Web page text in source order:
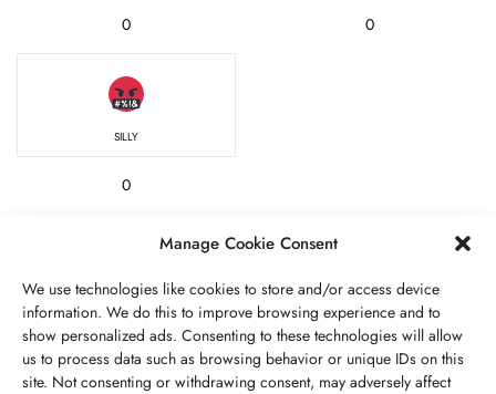
Manage Cookie Consent
We use technologies like cookies to store and/or access device
information. We do this to improve browsing experience and to
show personalized ads. Consenting to these technologies will allow
us to process data such as browsing behavior or unique IDs on this
site. Not consenting or withdrawing consent, may adversely affect
0 0
SILLY
0
RELATED POSTS